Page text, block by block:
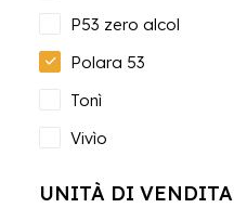
P53 zero alcol
Polara 53
Tonì
Vivìo
UNITÀ DI VENDITA